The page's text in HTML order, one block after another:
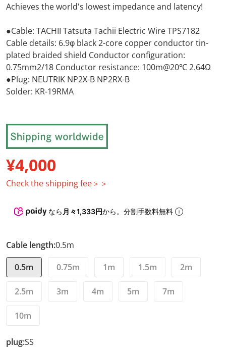
Achieves the world's lowest impedance and latency!
●Cable: TACHII Tatsuta Tachii Electric Wire TPS7182
Cable details: 6.9φ black 2-core copper conductortin-
plated braided shield Conductor configuration:
0.75mm2/18 Conductor resistance: 100m@20℃ 2.64Ω
●Plug: NEUTRIK NP2X-B NP2RX-B
Solder: KR-19RMA
¥4,000
Check the shipping fee＞＞
なら 月々1,333円から。分割手数料無料
Cable length:0.5m
0.5m
0.75m 1m 1.5m 2m
2.5m 3m 4m 5m 7m
10m
plug:SS